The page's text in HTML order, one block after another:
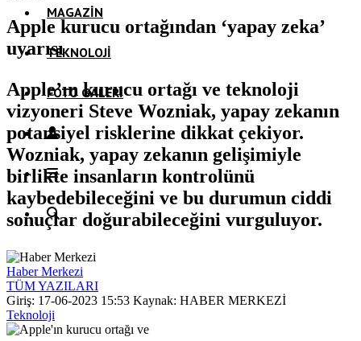
MAGAZIN
TEKNOLOJI
FOTO GALERI
Apple kurucu ortağından ‘yapay zeka’
uyarısı
Apple’ın kurucu ortağı ve teknoloji
vizyoneri Steve Wozniak, yapay zekanın
potansiyel risklerine dikkat çekiyor.
Wozniak, yapay zekanın gelişimiyle
birlikte insanların kontrolünü
kaybedebileceğini ve bu durumun ciddi
sonuçlar doğurabileceğini vurguluyor.
Haber Merkezi
TÜM YAZILARI
Giriş: 17-06-2023 15:53 Kaynak: HABER MERKEZİ
Teknoloji